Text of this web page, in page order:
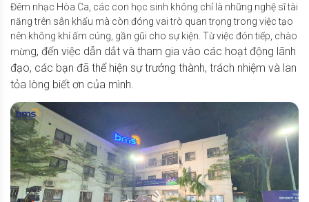
Đêm nhạc Hòa Ca, các con học sinh không chỉ là những nghệ sĩ tài
năng trên sân khấu mà còn đóng vai trò quan trọng trong việc tạo
nên không khí ấm cúng, gần gũi cho sự kiện. Từ việc đón tiếp, chào
mừng, đến việc dẫn dắt và tham gia vào các hoạt động lãnh
đạo, các bạn đã thể hiện sự trưởng thành, trách nhiệm và lan
tỏa lòng biết ơn của mình.